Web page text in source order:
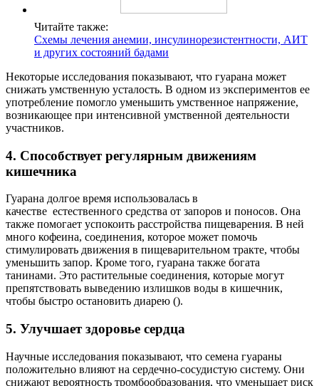
Читайте также:
Схемы лечения анемии, инсулинорезистентности, АИТ
и других состояний бадами
Некоторые исследования показывают, что гуарана может
снижать умственную усталость. В одном из экспериментов ее
употребление помогло уменьшить умственное напряжение,
возникающее при интенсивной умственной деятельности
участников.
4. Способствует регулярным движениям
кишечника
Гуарана долгое время использовалась в
качестве естественного средства от запоров и поносов. Она
также помогает успокоить расстройства пищеварения. В ней
много кофеина, соединения, которое может помочь
стимулировать движения в пищеварительном тракте, чтобы
уменьшить запор. Кроме того, гуарана также богата
танинами. Это растительные соединения, которые могут
препятствовать выведению излишков воды в кишечник,
чтобы быстро остановить диарею ().
5. Улучшает здоровье сердца
Научные исследования показывают, что семена гуараны
положительно влияют на сердечно-сосудистую систему. Они
снижают вероятность тромбообразования, что уменьшает риск